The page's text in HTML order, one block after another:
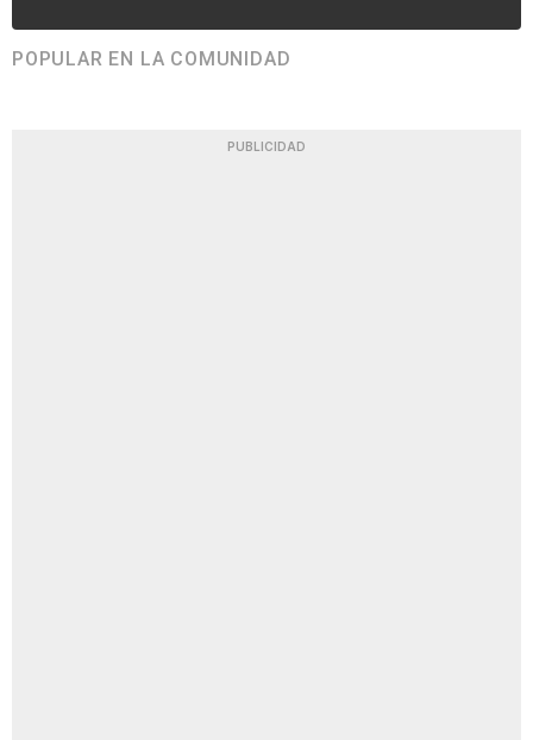
POPULAR EN LA COMUNIDAD
PUBLICIDAD